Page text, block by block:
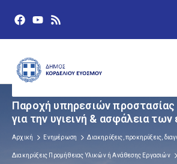
Παροχή υπηρεσιών
για την υγιεινή & ασφάλεια
Αρχική Ενημέρωση Διακηρύξεις, προκηρύξεις,
Διακηρύξεις Προμήθειας Υλικών ή Ανάθεσης Εργασιών